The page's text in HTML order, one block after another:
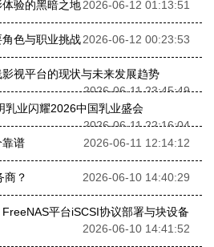
验的黑暗之地2026-06-12 01:13:51
色与职业挑战2026-06-12 00:23:53
视平台的现状与未来发展趋势
2026-06-11 23:45:49
乳业闪耀2026中国乳业盛会
2026-06-11 22:16:04
靠谱
2026-06-11 12:14:12
商？ 2026-06-10 14:40:29
平台iSCSI协议部署与块设备
2026-06-10 14:41:52